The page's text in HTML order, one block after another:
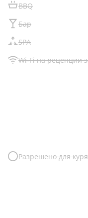
BBQ
Бар
SPA
Wi-Fi на рецепции
Разрешено для